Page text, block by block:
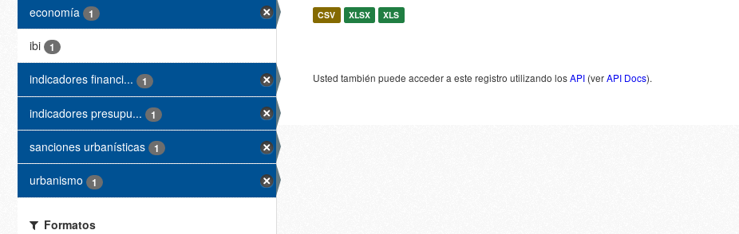
economía 1
ibi 1
indicadores financi... 1
indicadores presupu... 1
sanciones urbanísticas 1
urbanismo 1
Formatos
CSV XLSX XLS
Usted también puede acceder a este registro utilizando losAPI (verAPI Docs).